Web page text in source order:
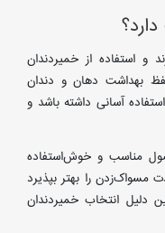
و استفاده از خمیردندان
بهداشت دهان و دندان
آسانی داشته باشد و
مناسب و خوش‌استفاده
مسواک‌زدن را بهتر بپذیرد
دلیل انتخاب خمیردندان